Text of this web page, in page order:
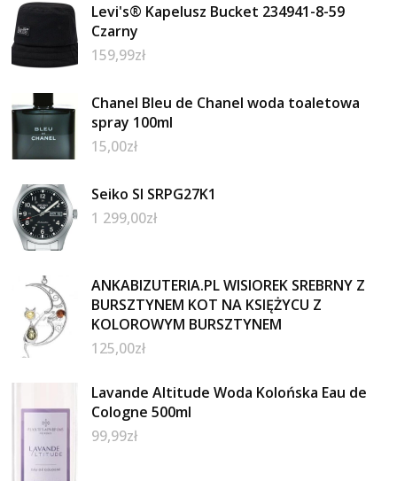
Levi's® Kapelusz Bucket 234941-8-59
Czarny
159,99zł
Chanel Bleu de Chanel woda toaletowa
spray 100ml
15,00zł
Seiko SI SRPG27K1
1 299,00zł
ANKABIZUTERIA.PL WISIOREK SREBRNY Z
BURSZTYNEM KOT NA KSIĘŻYCU Z
KOLOROWYM BURSZTYNEM
125,00zł
Lavande Altitude Woda Kolońska Eau de
Cologne 500ml
99,99zł